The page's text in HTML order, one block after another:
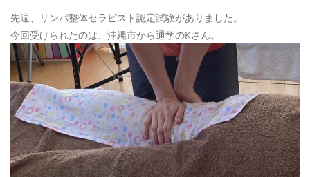
予約サイトからの予約
RESERVE
LINEからのご予約
友だち追加はこちら
先週、リンパ整体セラピスト認定試験がありました。
今回受けられたのは、沖縄市から通学のKさん。